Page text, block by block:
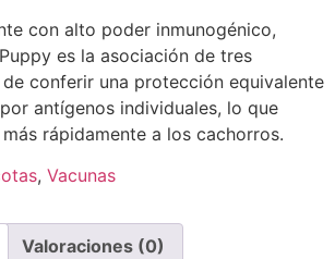
con alto poder inmunogénico,
es la asociación de tres
conferir una protección equivalente
antígenos individuales, lo que
rápidamente a los cachorros.
, Vacunas
Valoraciones (0)